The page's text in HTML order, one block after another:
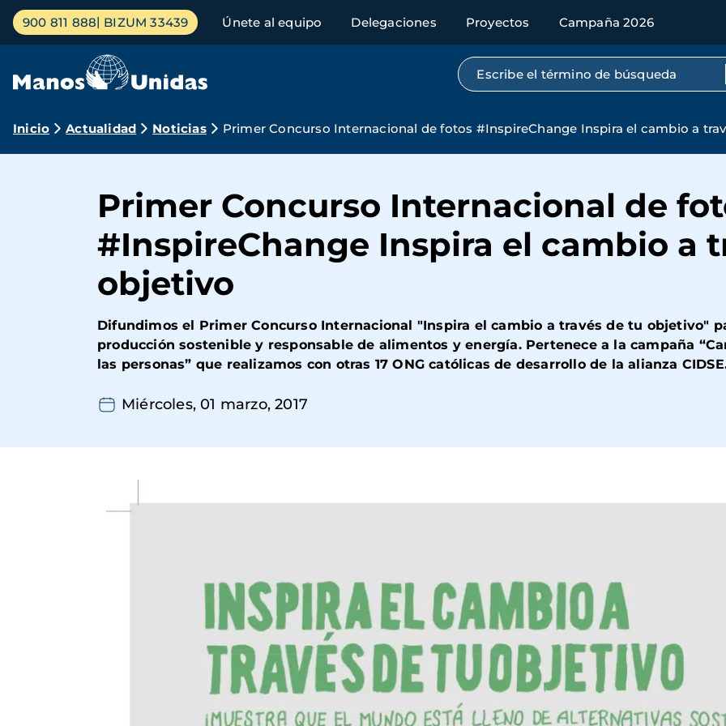
Pasar
contenido
Menú
principal
900 811 888 BIZUM 33439 Únete al equipo Delegaciones Proyectos Campaña 2026
Búsqueda por texto completo
Ruta
navegación
Inicio Actualidad Noticias Primer Concurso Internacional de fotos #InspireChange Inspira el cambio a
Primer Concurso Internacional de
#InspireChange Inspira el cambio a
objetivo
Difundimos el Primer Concurso Internacional "Inspira el cambio a través de tu objetivo"
producción sostenible y responsable de alimentos y energía. Pertenece a la campaña
las personas” que realizamos con otras 17 ONG católicas de desarrollo de la alianza
Miércoles, 01 marzo, 2017